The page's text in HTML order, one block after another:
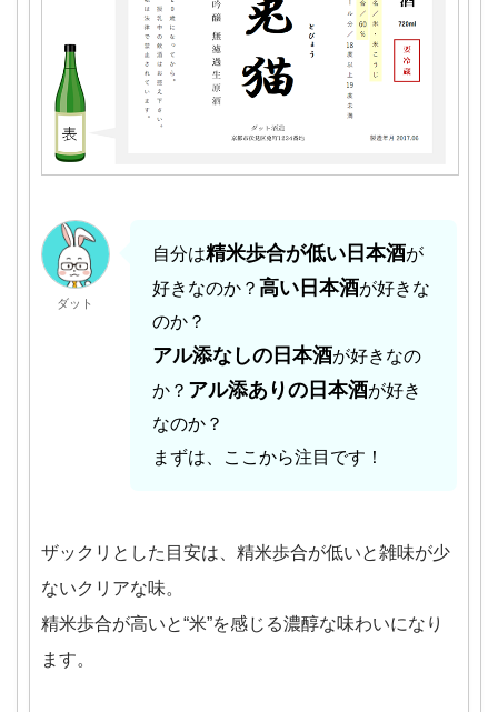
ダット
自分は精米歩合が低い日本酒が
好きなのか？ 高い日本酒が好きな
のか？
アル添なしの日本酒が好きなの
か？ アル添ありの日本酒が好き
なのか？
まずは、ここから注目です！
ザックリとした目安は、精米歩合が低いと雑味が少
ないクリアな味。
精米歩合が高いと“米”を感じる濃醇な味わいになり
ます。